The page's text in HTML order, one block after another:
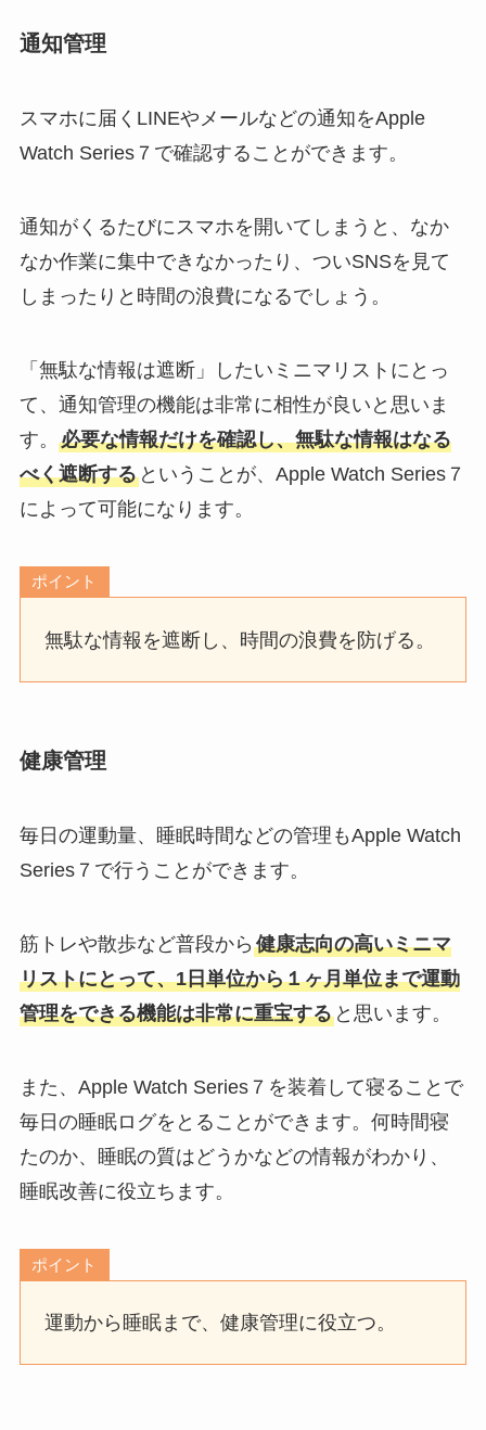
通知管理
スマホに届くLINEやメールなどの通知をApple
Watch Series７で確認することができます。
通知がくるたびにスマホを開いてしまうと、なか
なか作業に集中できなかったり、ついSNSを見て
しまったりと時間の浪費になるでしょう。
「無駄な情報は遮断」したいミニマリストにとっ
て、通知管理の機能は非常に相性が良いと思いま
す。 必要な情報だけを確認し、無駄な情報はなる
べく遮断するということが、Apple Watch Series７
によって可能になります。
ポイント
無駄な情報を遮断し、時間の浪費を防げる。
健康管理
毎日の運動量、睡眠時間などの管理もApple Watch
Series７で行うことができます。
筋トレや散歩など普段から 健康志向の高いミニマ
リストにとって、1日単位から１ヶ月単位まで運動
管理をできる機能は非常に重宝すると思います。
また、Apple Watch Series７を装着して寝ることで
毎日の睡眠ログをとることができます。何時間寝
たのか、睡眠の質はどうかなどの情報がわかり、
睡眠改善に役立ちます。
ポイント
運動から睡眠まで、健康管理に役立つ。